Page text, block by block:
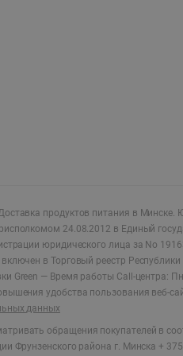
продуктов питания в Минске.
24.08.2012 в Единый
юридического лица за No
в Торговый реестр
Green — Время работы Call-центра:
удобства пользования веб-
данных
обращения покупателей в
Фрунзенского района г. Минска +